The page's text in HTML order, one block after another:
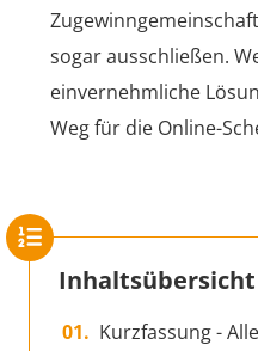
sogar ausschließen.
einvernehmliche
Weg für die Online-
Inhaltsübersicht
Kurzfassung -